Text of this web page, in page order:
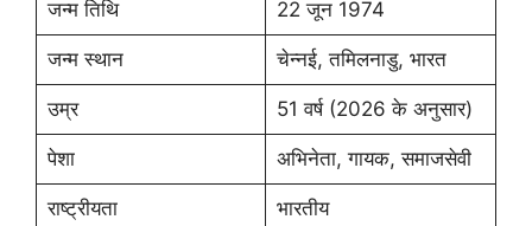
जन्म तिथि 22 जून 1974
जन्म स्थान चेन्नई, तमिलनाडु, भारत
उम्र 51 वर्ष (2026 के अनुसार)
पेशा अभिनेता, गायक, समाजसेवी
राष्ट्रीयता भारतीय